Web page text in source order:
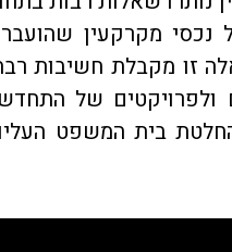
נכסי מקרקעין
זו מקבלת חשיבות
של
בית המשפט